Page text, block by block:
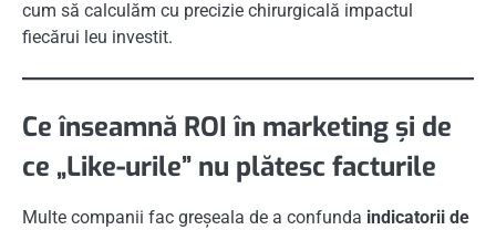
cum să calculăm cu precizie chirurgicală impactul
fiecărui leu investit.
Ce înseamnă ROI în marketing și de
ce „Like-urile” nu plătesc facturile
Multe companii fac greșeala de a confunda indicatorii de